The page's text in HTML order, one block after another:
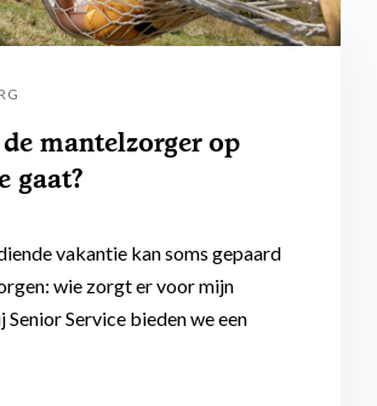
mantelzorger op
gaat?
vakantie kan soms gepaard
wie zorgt er voor mijn
Senior Service bieden we een